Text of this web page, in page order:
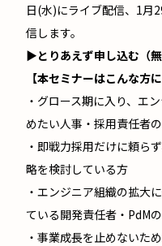
日(水)にライブ配信、1月
信します。
▶とりあえず申し込む（無
【本セミナーはこんな方
・グロース期に入り、エ
めたい人事・採用責任者
・即戦力採用だけに頼ら
略を検討している方
・エンジニア組織の拡大
ている開発責任者・PdM
・事業成長を止めないた